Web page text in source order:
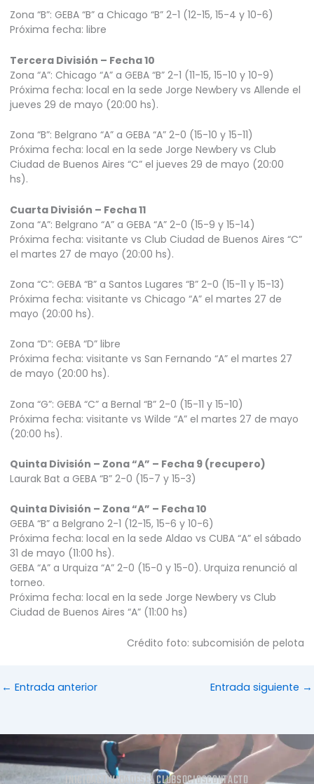
Zona “B”: GEBA “B” a Chicago “B” 2-1 (12-15, 15-4 y 10-6)
Próxima fecha: libre
Tercera División – Fecha 10
Zona “A”: Chicago “A” a GEBA “B” 2-1 (11-15, 15-10 y 10-9)
Próxima fecha: local en la sede Jorge Newbery vs Allende el
jueves 29 de mayo (20:00 hs).
Zona “B”: Belgrano “A” a GEBA “A” 2-0 (15-10 y 15-11)
Próxima fecha: local en la sede Jorge Newbery vs Club
Ciudad de Buenos Aires “C” el jueves 29 de mayo (20:00
hs).
Cuarta División – Fecha 11
Zona “A”: Belgrano “A” a GEBA “A” 2-0 (15-9 y 15-14)
Próxima fecha: visitante vs Club Ciudad de Buenos Aires “C”
el martes 27 de mayo (20:00 hs).
Zona “C”: GEBA “B” a Santos Lugares “B” 2-0 (15-11 y 15-13)
Próxima fecha: visitante vs Chicago “A” el martes 27 de
mayo (20:00 hs).
Zona “D”: GEBA “D” libre
Próxima fecha: visitante vs San Fernando “A” el martes 27
de mayo (20:00 hs).
Zona “G”: GEBA “C” a Bernal “B” 2-0 (15-11 y 15-10)
Próxima fecha: visitante vs Wilde “A” el martes 27 de mayo
(20:00 hs).
Quinta División – Zona “A” – Fecha 9 (recupero)
Laurak Bat a GEBA “B” 2-0 (15-7 y 15-3)
Quinta División – Zona “A” – Fecha 10
GEBA “B” a Belgrano 2-1 (12-15, 15-6 y 10-6)
Próxima fecha: local en la sede Aldao vs CUBA “A” el sábado
31 de mayo (11:00 hs).
GEBA “A” a Urquiza “A” 2-0 (15-0 y 15-0). Urquiza renunció al
torneo.
Próxima fecha: local en la sede Jorge Newbery vs Club
Ciudad de Buenos Aires “A” (11:00 hs)
Crédito foto: subcomisión de pelota
← Entrada anterior Entrada siguiente →